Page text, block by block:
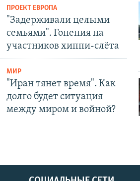
ПРОЕКТ ЕВРОПА
"Задерживали целыми
семьями". Гонения на
участников хиппи-слёта
МИР
"Иран тянет время". Как
долго будет ситуация
между миром и войной?